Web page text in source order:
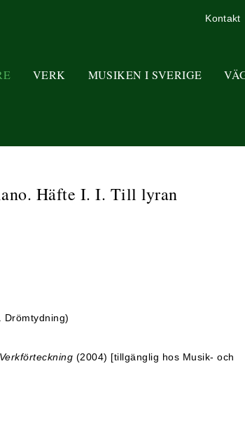
VERK MUSIKEN I SVERIGE
Kontakt
Häfte I. I. Till lyran
(2004) [tillgänglig hos Musik- och